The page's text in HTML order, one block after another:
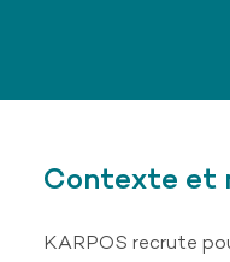
Contexte et
KARPOS recrute